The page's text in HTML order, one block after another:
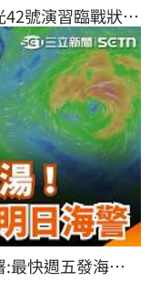
42號演習臨戰狀
" 幸人機平安! ｜
最快週五發海警